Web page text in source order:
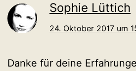
Sophie Lüttich
24. Oktober 2017 um
Danke für deine